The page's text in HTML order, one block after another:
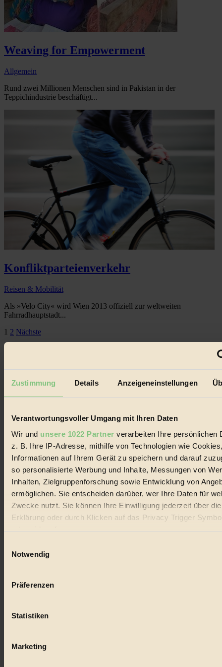
Zustimmung Details Anzeigeneinstellungen
Verantwortungsvoller Umgang mit Ihren Daten
Wir und unsere 1022 Partner verarbeiten Ihre persönlichen
z. B. Ihre IP-Adresse, mithilfe von Technologien wie
Informationen auf Ihrem Gerät zu speichern und darauf
so personalisierte Werbung und Inhalte, Messungen von
Inhalten, Zielgruppenforschung sowie Entwicklung von
ermöglichen. Sie entscheiden darüber, wer Ihre Daten für
Zwecke nutzt. Sie können Ihre Einwilligung jederzeit über
Erklärung oder durch Klicken auf das Privacy Trigger
oder widerrufen
Wenn Sie es erlauben, würden wir auch gerne:
Ihr Gerät durch aktives Scannen nach bestimmten
Erfahren Sie mehr darüber, wie Ihre persönlichen Daten
Notwendig
Präferenzen
Statistiken
Marketing
Weaving for Empowerment
Allgemein
Rund zwei Millionen Menschen sind in Pakistan in der
Teppichindustrie beschäftigt...
Konfliktparteienverkehr
Reisen & Mobilität
Als »Velo City« wird Wien 2013 offiziell zur weltweiten
Fahrradhauptstadt...
Seitennummerierung
der
1 2 Nächste